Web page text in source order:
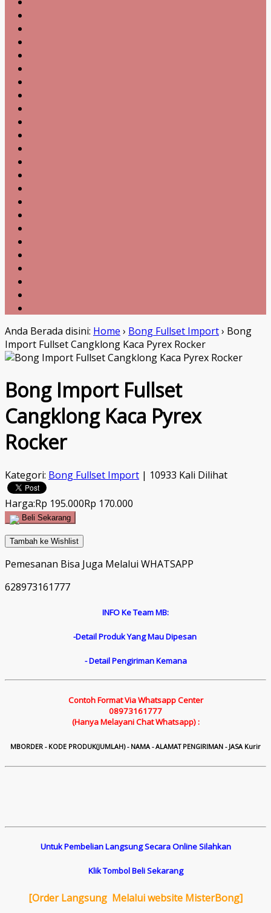
Anda Berada disini: Home › Bong Fullset Import› Bong
Import Fullset Cangklong Kaca Pyrex Rocker
Bong Import Fullset
Cangklong Kaca Pyrex
Rocker
Kategori: Bong Fullset Import | 10933 Kali Dilihat
Harga:Rp 195.000Rp 170.000
Beli Sekarang
Tambah ke Wishlist
Pemesanan Bisa Juga Melalui WHATSAPP
628973161777
INFO Ke Team MB:
-Detail Produk Yang Mau Dipesan
- Detail Pengiriman Kemana
Contoh Format Via Whatsapp Center
08973161777
(Hanya Melayani Chat Whatsapp) :
MBORDER - KODE PRODUK(JUMLAH) - NAMA - ALAMAT PENGIRIMAN - JASA Kurir
Untuk Pembelian Langsung Secara Online Silahkan
Klik Tombol Beli Sekarang
[Order Langsung Melalui website MisterBong]